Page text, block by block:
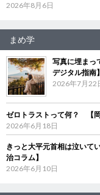
2026年8月6日
まめ学
写真に埋まっ
デジタル指南】
2026年7月22
ゼロトラストって何？ 【岡
2026年6月18日
きっと大平元首相は泣いて
治コラム】
2026年6月10日